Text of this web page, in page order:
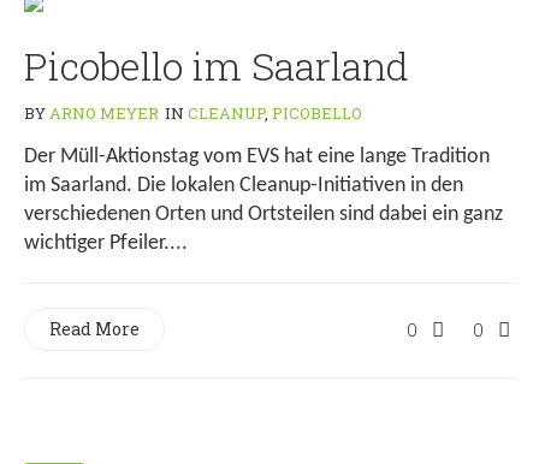
Picobello im Saarland
BYARNO MEYER IN CLEANUP, PICOBELLO
Der Müll-Aktionstag vom EVS hat eine lange Tradition
im Saarland. Die lokalen Cleanup-Initiativen in den
verschiedenen Orten und Ortsteilen sind dabei ein ganz
wichtiger Pfeiler....
0 0
Read More